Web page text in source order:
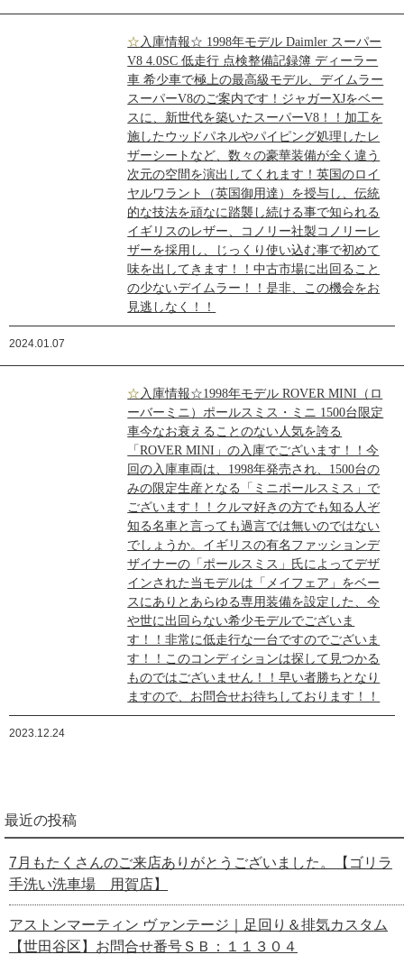
☆入庫情報☆ 1998年モデル Daimler スーパー
V8 4.0SC 低走行 点検整備記録簿 ディーラー
車 希少車で極上の最高級モデル、デイムラー
スーパーV8のご案内です！ジャガーXJをベー
スに、新世代を築いたスーパーV8！！加工を
施したウッドパネルやパイピング処理したレ
ザーシートなど、数々の豪華装備が全く違う
次元の空間を演出してくれます！英国のロイ
ヤルワラント（英国御用達）を授与し、伝統
的な技法を頑なに踏襲し続ける事で知られる
イギリスのレザー、コノリー社製コノリーレ
ザーを採用し、じっくり使い込む事で初めて
味を出してきます！！中古市場に出回ること
の少ないデイムラー！！是非、この機会をお
見逃しなく！！
2024.01.07
☆入庫情報☆1998年モデル ROVER MINI（ロ
ーバーミニ）ポールスミス・ミニ 1500台限定
車今なお衰えることのない人気を誇る
「ROVER MINI」の入庫でございます！！今
回の入庫車両は、1998年発売され、1500台の
みの限定生産となる「ミニポールスミス」で
ございます！！クルマ好きの方でも知る人ぞ
知る名車と言っても過言では無いのではない
でしょうか。イギリスの有名ファッションデ
ザイナーの「ポールスミス」氏によってデザ
インされた当モデルは「メイフェア」をベー
スにありとあらゆる専用装備を設定した、今
や世に出回らない希少モデルでございま
す！！非常に低走行な一台ですのでございま
す！！このコンディションは探して見つかる
ものではございません！！早い者勝ちとなり
ますので、お問合せお待ちしております！！
2023.12.24
最近の投稿
7月もたくさんのご来店ありがとうございました。【ゴリラ
手洗い洗車場 用賀店】
アストンマーティン ヴァンテージ｜足回り＆排気カスタム
【世田谷区】お問合せ番号ＳＢ：１１３０４